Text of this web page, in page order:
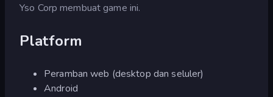
Yso Corp membuat game ini.
Platform
Peramban web (desktop dan seluler)
Android